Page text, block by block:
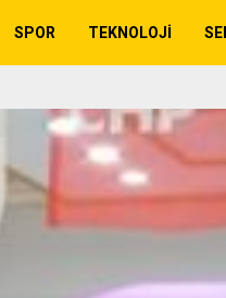
SPOR TEKNOLOJI